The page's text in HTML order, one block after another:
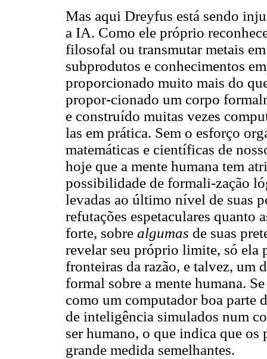
Mas aqui Dreyfus está sendo
a IA. Como ele próprio
filosofal ou transmutar metais
subprodutos e conhecimentos
proporcionado muito mais do
propor-cionado um corpo
e construído muitas vezes
las em prática. Sem o esforço
matemáticas e científicas de
hoje que a mente humana tem
possibilidade de formali-zação
levadas ao último nível de suas
refutações espetaculares quanto
forte, sobre algumas de suas
revelar seu próprio limite, só ela
fronteiras da razão, e talvez, um
formal sobre a mente humana.
como um computador boa parte
de inteligência simulados num
ser humano, o que indica que os
grande medida semelhantes.